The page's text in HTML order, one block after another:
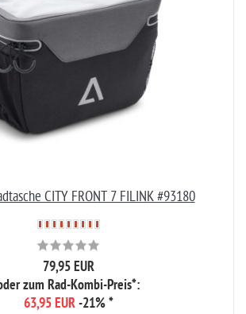
CITY FRONT 7 FILINK #93180
79,95 EUR
zum Rad-Kombi-Preis*:
63,95 EUR -21%*